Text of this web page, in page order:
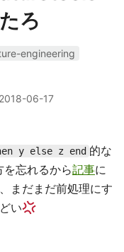
ろ
engineering
2018-06-17
y else z end 的な
忘れるから記事に
まだまだ前処理にす
い